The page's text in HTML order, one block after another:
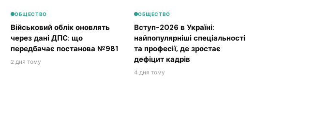
ОБЩЕСТВО
Військовий облік оновлять
через дані ДПС: що
передбачає постанова №981
2 дня тому
ОБЩЕСТВО
Вступ-2026 в Україні:
найпопулярніші спеціальності
та професії, де зростає
дефіцит кадрів
4 дня тому